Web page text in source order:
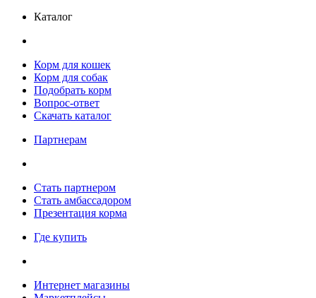
Каталог
Корм для кошек
Корм для собак
Подобрать корм
Вопрос-ответ
Скачать каталог
Партнерам
Стать партнером
Стать амбассадором
Презентация корма
Где купить
Интернет магазины